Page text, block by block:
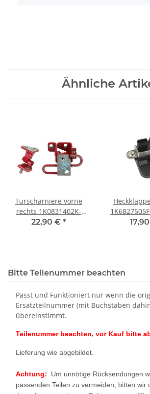
Ähnliche
Türscharniere vorne
rechts 1K0831402K-
1K0831412L VW Golf 5
22,90 € *
1K Passat
Bitte Teilenummer beachten
Passt und Funktioniert nur wenn die
Ersatzteilnummer (mit Buchstaben
übereinstimmt.
Teilenummer beachten, vor Kauf bitte
Lieferung wie abgebildet.
Achtung: Um unnötige Rücksendungen
passenden Teilen zu vermeiden, bitten wir